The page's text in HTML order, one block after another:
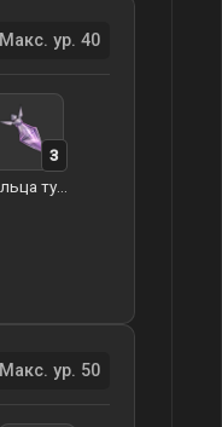
Макс. ур. 40
3
Макс. ур. 50